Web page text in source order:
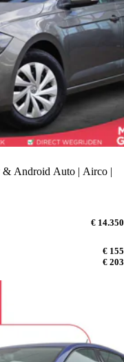
& Android Auto | Airco |
€ 14.350
€ 155
€ 203